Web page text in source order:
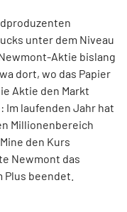
unter dem Niveau
Aktie bislang
dort, wo das Papier
Aktie den Markt
Im laufenden Jahr hat
Millionenbereich
den Kurs
Newmont das
beendet.